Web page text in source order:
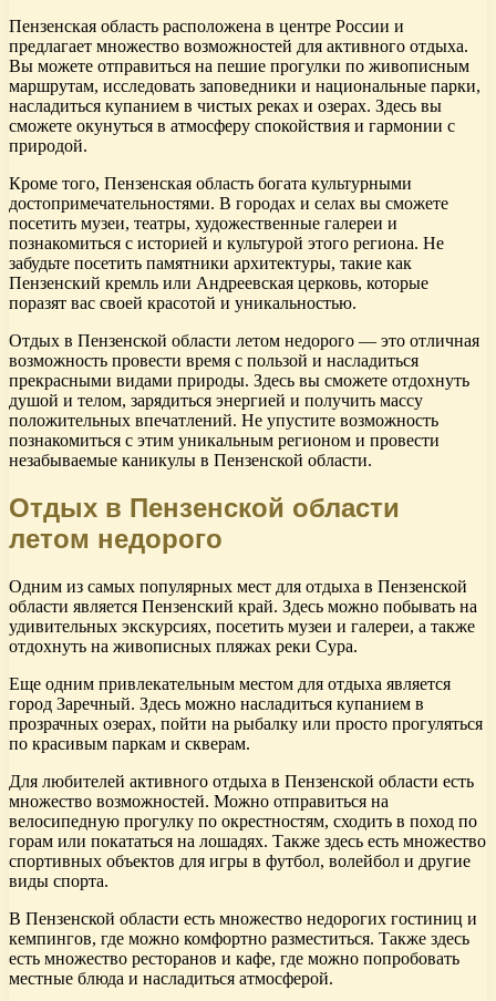
Пензенская область расположена в центре России и
предлагает множество возможностей для активного отдыха.
Вы можете отправиться на пешие прогулки по живописным
маршрутам, исследовать заповедники и национальные парки,
насладиться купанием в чистых реках и озерах. Здесь вы
сможете окунуться в атмосферу спокойствия и гармонии с
природой.
Кроме того, Пензенская область богата культурными
достопримечательностями. В городах и селах вы сможете
посетить музеи, театры, художественные галереи и
познакомиться с историей и культурой этого региона. Не
забудьте посетить памятники архитектуры, такие как
Пензенский кремль или Андреевская церковь, которые
поразят вас своей красотой и уникальностью.
Отдых в Пензенской области летом недорого — это отличная
возможность провести время с пользой и насладиться
прекрасными видами природы. Здесь вы сможете отдохнуть
душой и телом, зарядиться энергией и получить массу
положительных впечатлений. Не упустите возможность
познакомиться с этим уникальным регионом и провести
незабываемые каникулы в Пензенской области.
Отдых в Пензенской области
летом недорого
Одним из самых популярных мест для отдыха в Пензенской
области является Пензенский край. Здесь можно побывать на
удивительных экскурсиях, посетить музеи и галереи, а также
отдохнуть на живописных пляжах реки Сура.
Еще одним привлекательным местом для отдыха является
город Заречный. Здесь можно насладиться купанием в
прозрачных озерах, пойти на рыбалку или просто прогуляться
по красивым паркам и скверам.
Для любителей активного отдыха в Пензенской области есть
множество возможностей. Можно отправиться на
велосипедную прогулку по окрестностям, сходить в поход по
горам или покататься на лошадях. Также здесь есть множество
спортивных объектов для игры в футбол, волейбол и другие
виды спорта.
В Пензенской области есть множество недорогих гостиниц и
кемпингов, где можно комфортно разместиться. Также здесь
есть множество ресторанов и кафе, где можно попробовать
местные блюда и насладиться атмосферой.